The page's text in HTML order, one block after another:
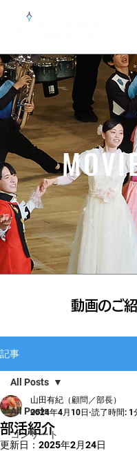
動画のご
記事
All Posts
コンサート
All Posts
部活紹介
山田有紀（顧問／部長）
2024年4月10日 読了時間: 1
更新日： 2025年2月24日